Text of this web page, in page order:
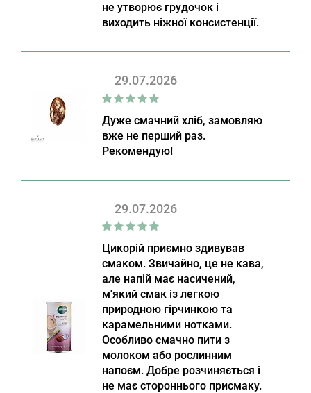
не утворює грудочок і
виходить ніжної консистенції.
29.07.2026
Дуже смачний хліб, замовляю
вже не перший раз.
Рекомендую!
29.07.2026
Цикорій приємно здивував
смаком. Звичайно, це не кава,
але напій має насичений,
м'який смак із легкою
природною гірчинкою та
карамельними нотками.
Особливо смачно пити з
молоком або рослинним
напоєм. Добре розчиняється і
не має стороннього присмаку.